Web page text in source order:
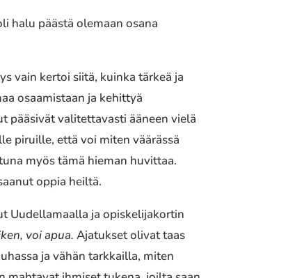
halu päästä olemaan osana
vain kertoi siitä, kuinka tärkeä ja
osaamistaan ja kehittyä
pääsivät valitettavasti ääneen vielä
piruille, että voi miten väärässä
myös tämä hieman huvittaa.
oppia heiltä.
Uudellamaalla ja opiskelijakortin
voi apua.Ajatukset olivat taas
ja vähän tarkkailla, miten